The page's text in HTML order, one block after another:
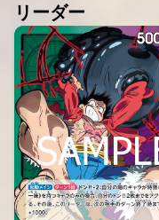
リーダー